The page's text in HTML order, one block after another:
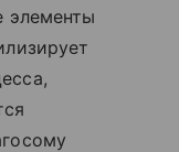
элементы